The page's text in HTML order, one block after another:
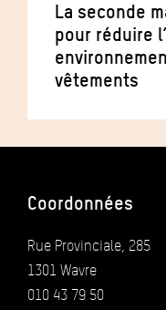
La seconde
pour réduire
vêtements
Coordonnées
Rue Provinciale, 285
1301 Wavre
010 43 79 50